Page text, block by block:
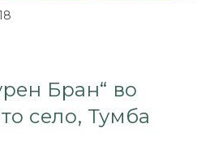
Бран“ во
село, Тумба